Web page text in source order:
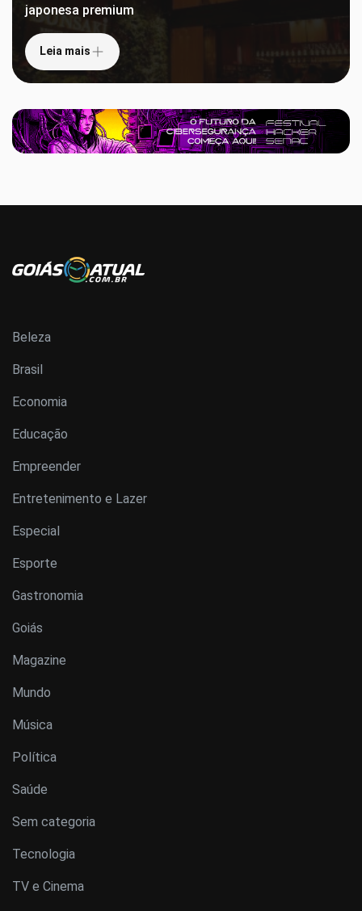
japonesa premium
Leia mais
Beleza
Brasil
Economia
Educação
Empreender
Entretenimento e Lazer
Especial
Esporte
Gastronomia
Goiás
Magazine
Mundo
Música
Política
Saúde
Sem categoria
Tecnologia
TV e Cinema